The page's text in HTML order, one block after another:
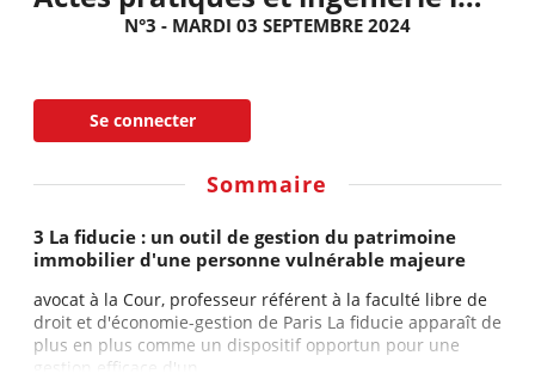
N°3 - MARDI 03 SEPTEMBRE 2024
Se connecter
Sommaire
3 La fiducie : un outil de gestion du patrimoine
immobilier d'une personne vulnérable majeure
avocat à la Cour, professeur référent à la faculté libre de
droit et d'économie-gestion de Paris La fiducie apparaît de
plus en plus comme un dispositif opportun pour une
gestion efficace d'un...